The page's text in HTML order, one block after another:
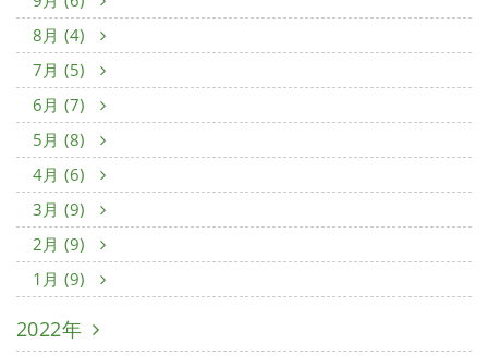
8月 (4)
7月 (5)
6月 (7)
5月 (8)
4月 (6)
3月 (9)
2月 (9)
1月 (9)
2022年